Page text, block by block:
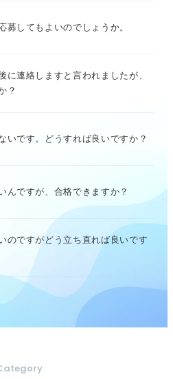
募してもよいのでしょうか。
に連絡しますと言われましたが、
？
いです。どうすれば良いですか？
んですが、合格できますか？
のですがどう立ち直れば良いです